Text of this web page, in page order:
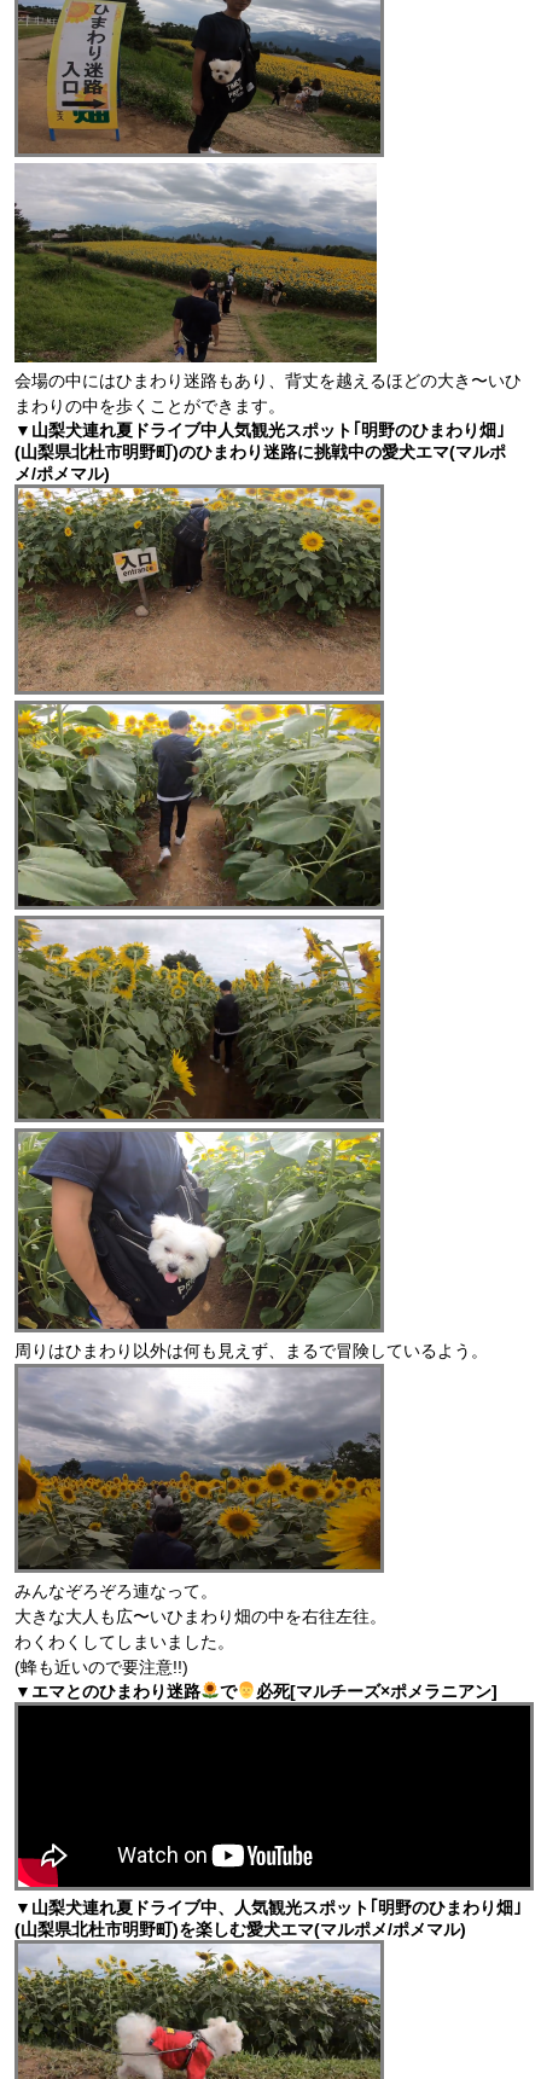
会場の中にはひまわり迷路もあり、背丈を越えるほどの大き〜いひ
まわりの中を歩くことができます。
▼山梨犬連れ夏ドライブ中人気観光スポット｢明野のひまわり畑｣
(山梨県北杜市明野町)のひまわり迷路に挑戦中の愛犬エマ(マルポ
メ/ポメマル)
周りはひまわり以外は何も見えず、まるで冒険しているよう。
みんなぞろぞろ連なって。
大きな大人も広〜いひまわり畑の中を右往左往。
わくわくしてしまいました。
(蜂も近いので要注意!!)
▼エマとのひまわり迷路
で 必死[マルチーズ×ポメラニアン]
▼山梨犬連れ夏ドライブ中、人気観光スポット｢明野のひまわり畑｣
(山梨県北杜市明野町)を楽しむ愛犬エマ(マルポメ/ポメマル)